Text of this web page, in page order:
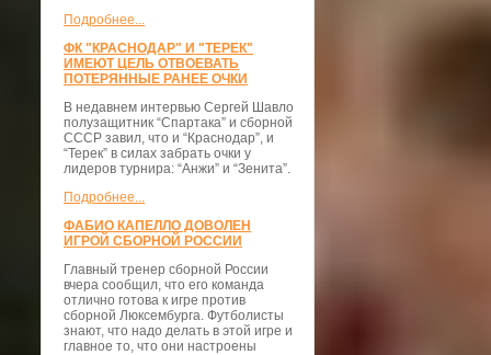
Подробнее...
ФК "КРАСНОДАР" И "ТЕРЕК"
ИМЕЮТ ЦЕЛЬ ОТВОЕВАТЬ
ПОТЕРЯННЫЕ РАНЕЕ ОЧКИ
В недавнем интервью Сергей Шавло
полузащитник “Спартака” и сборной
СССР завил, что и “Краснодар”, и
“Терек” в силах забрать очки у
лидеров турнира: “Анжи” и “Зенита”.
Подробнее...
ФАБИО КАПЕЛЛО ДОВОЛЕН
ИГРОЙ СБОРНОЙ РОССИИ
Главный тренер сборной России
вчера сообщил, что его команда
отлично готова к игре против
сборной Люксембурга. Футболисты
знают, что надо делать в этой игре и
главное то, что они настроены